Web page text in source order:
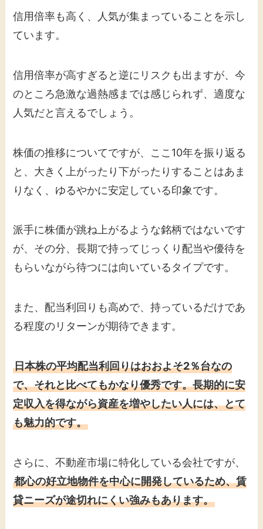
信用倍率も高く、人気が集まっていることを示し
ています。
信用倍率が高すぎると逆にリスクも出ますが、今
のところ急激な過熱感までは感じられず、適度な
人気だと言えるでしょう。
株価の推移についてですが、ここ10年を振り返る
と、大きく上がったり下がったりすることはあま
りなく、ゆるやかに安定している印象です。
派手に株価が跳ね上がるような銘柄ではないです
が、その分、長期で持ってじっくり配当や優待を
もらいながら待つには向いているタイプです。
また、配当利回りも高めで、持っているだけであ
る程度のリターンが期待できます。
日本株の平均配当利回りはおおよそ2％台なの
で、それと比べてもかなり優秀です。長期的に安
定収入を得ながら資産を増やしたい人には、とて
も魅力的です。
さらに、不動産市場に特化している会社ですが、
都心の好立地物件を中心に開発しているため、賃
貸ニーズが途切れにくい強みもあります。